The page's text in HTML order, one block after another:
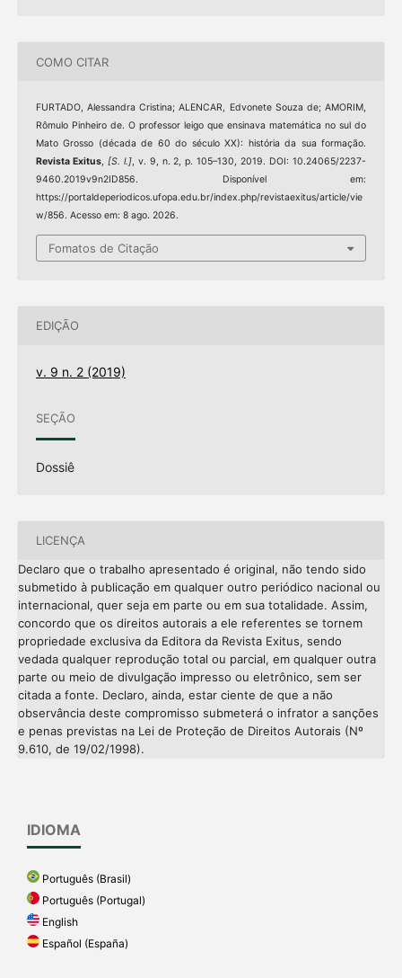
COMO CITAR
FURTADO, Alessandra Cristina; ALENCAR, Edvonete Souza de; AMORIM,
Rômulo Pinheiro de. O professor leigo que ensinava matemática no sul do
Mato Grosso (década de 60 do século XX): história da sua formação.
Revista Exitus, [S. l.], v. 9, n. 2, p. 105–130, 2019. DOI: 10.24065/2237-
9460.2019v9n2ID856. Disponível em:
https://portaldeperiodicos.ufopa.edu.br/index.php/revistaexitus/article/vie
w/856. Acesso em: 8 ago. 2026.
Fomatos de Citação
EDIÇÃO
v. 9 n. 2 (2019)
SEÇÃO
Dossiê
LICENÇA
Declaro que o trabalho apresentado é original, não tendo sido
submetido à publicação em qualquer outro periódico nacional ou
internacional, quer seja em parte ou em sua totalidade. Assim,
concordo que os direitos autorais a ele referentes se tornem
propriedade exclusiva da Editora da Revista Exitus, sendo
vedada qualquer reprodução total ou parcial, em qualquer outra
parte ou meio de divulgação impresso ou eletrônico, sem ser
citada a fonte. Declaro, ainda, estar ciente de que a não
observância deste compromisso submeterá o infrator a sanções
e penas previstas na Lei de Proteção de Direitos Autorais (Nº
9.610, de 19/02/1998).
IDIOMA
Português (Brasil)
Português (Portugal)
English
Español (España)